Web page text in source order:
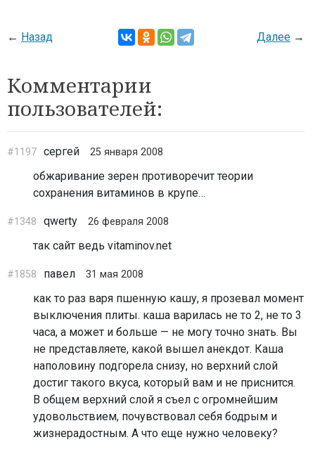
← Назад Далее →
Комментарии
пользователей:
#1197 сергей 25 января 2008
обжаривание зерен противоречит теории
сохранения витаминов в крупе…
#1348 qwerty 26 февраля 2008
так сайт ведь vitaminov.net
#1858 павел 31 мая 2008
как то раз варя пшенную кашу, я прозевал момент
выключения плиты. каша варилась не то 2, не то 3
часа, а может и больше — не могу точно знать. Вы
не представляете, какой вышел анекдот. Каша
наполовину подгорела снизу, но верхний слой
достиг такого вкуса, который вам и не приснится.
В общем верхний слой я съел с огромнейшим
удовольствием, почувствовал себя бодрым и
жизнерадостным. А что еще нужно человеку?